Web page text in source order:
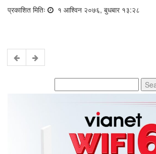
प्रकाशित मितिः १ आश्विन २०७६, बुधबार १३:२८
for: